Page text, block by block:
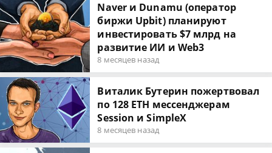
Naver и Dunamu (оператор
биржи Upbit) планируют
инвестировать $7 млрд на
развитие ИИ и Web3
8 месяцев назад
Виталик Бутерин пожертвовал
по 128 ЕТН мессенджерам
Session и SimpleX
8 месяцев назад